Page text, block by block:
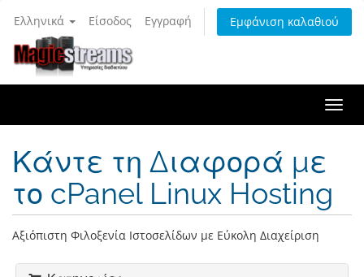
Ελληνικά Είσοδος Εγγραφή Εμφάνιση καλαθιού
Κάντε τη Διαφορά με
το cPanel Linux Hosting
Αξιόπιστη Φιλοξενία Ιστοσελίδων με Εύκολη Διαχείριση